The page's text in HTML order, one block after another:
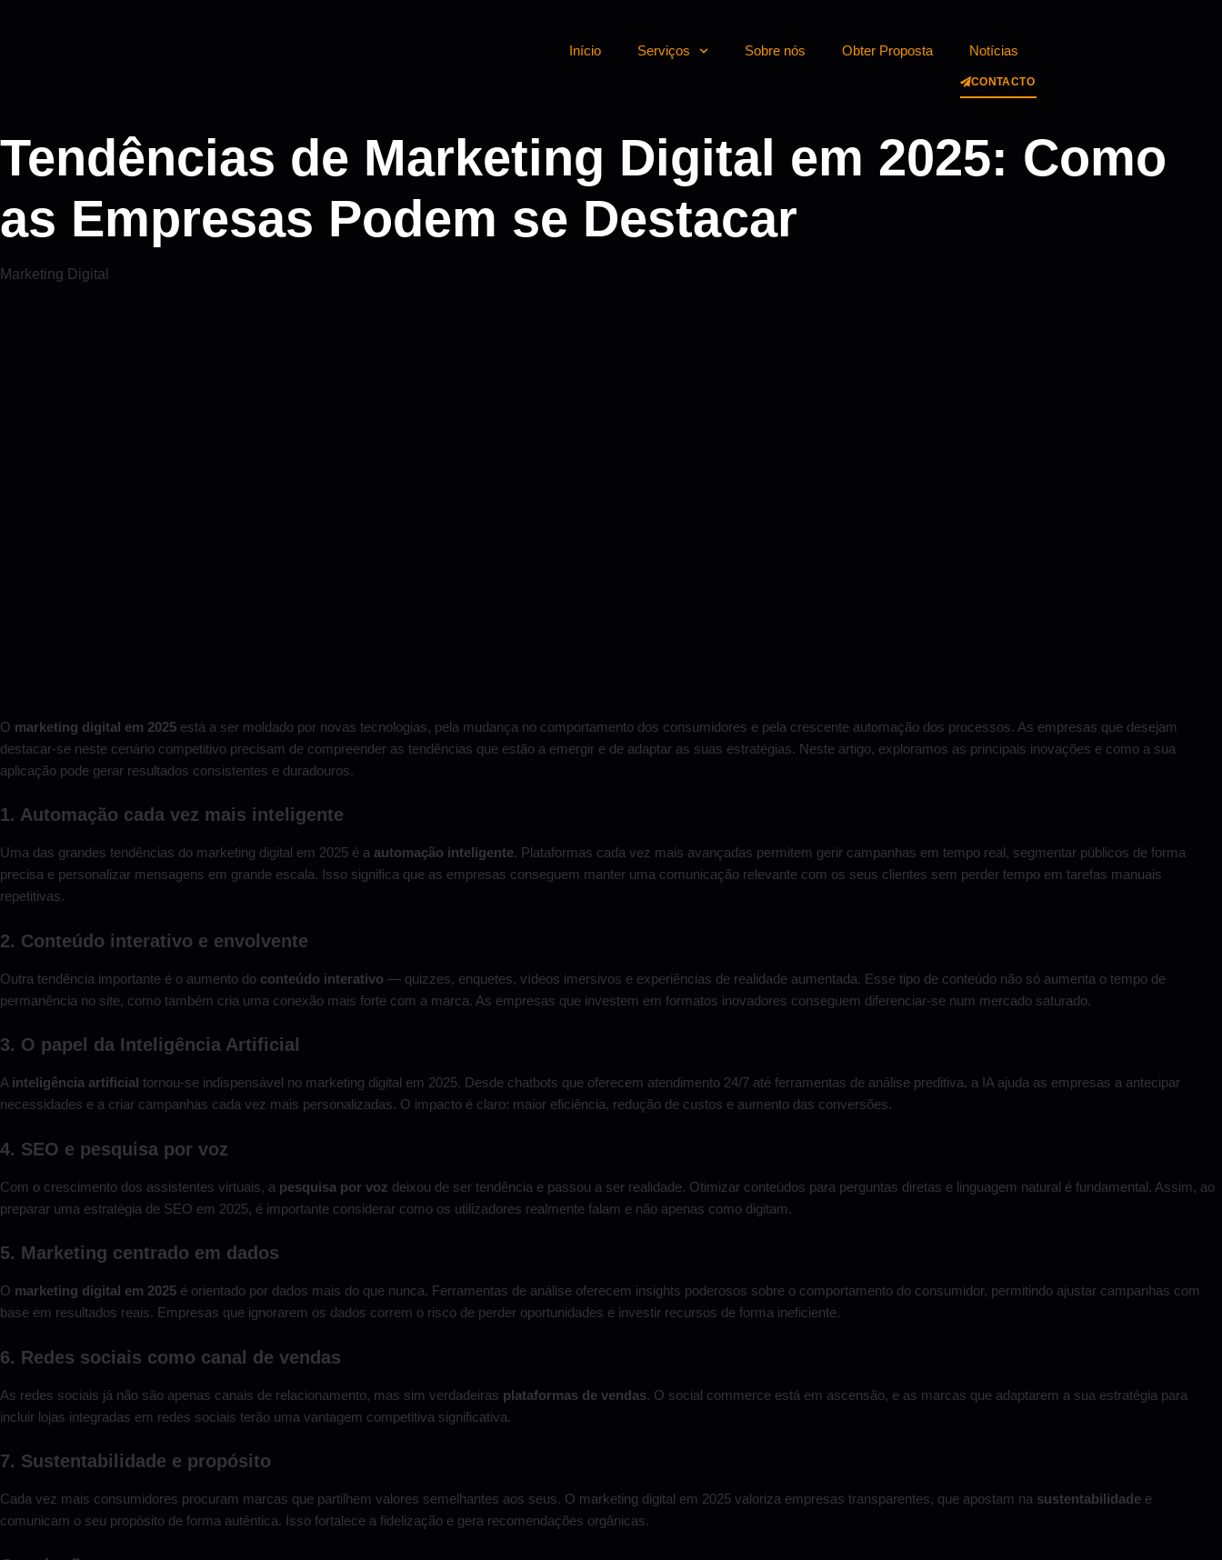
Início Serviços Sobre nós Obter Proposta Notícias
CONTACTO
Tendências de Marketing Digital em 2025: Como
as Empresas Podem se Destacar
Marketing Digital
O marketing digital em 2025 está a ser moldado por novas tecnologias, pela mudança no comportamento dos consumidores e pela crescente automação dos processos. As empresas que desejam
destacar-se neste cenário competitivo precisam de compreender as tendências que estão a emergir e de adaptar as suas estratégias. Neste artigo, exploramos as principais inovações e como a sua
aplicação pode gerar resultados consistentes e duradouros.
1. Automação cada vez mais inteligente
Uma das grandes tendências do marketing digital em 2025 é a automação inteligente. Plataformas cada vez mais avançadas permitem gerir campanhas em tempo real, segmentar públicos de forma
precisa e personalizar mensagens em grande escala. Isso significa que as empresas conseguem manter uma comunicação relevante com os seus clientes sem perder tempo em tarefas manuais
repetitivas.
2. Conteúdo interativo e envolvente
Outra tendência importante é o aumento do conteúdo interativo — quizzes, enquetes, vídeos imersivos e experiências de realidade aumentada. Esse tipo de conteúdo não só aumenta o tempo de
permanência no site, como também cria uma conexão mais forte com a marca. As empresas que investem em formatos inovadores conseguem diferenciar-se num mercado saturado.
3. O papel da Inteligência Artificial
A inteligência artificial tornou-se indispensável no marketing digital em 2025. Desde chatbots que oferecem atendimento 24/7 até ferramentas de análise preditiva, a IA ajuda as empresas a antecipar
necessidades e a criar campanhas cada vez mais personalizadas. O impacto é claro: maior eficiência, redução de custos e aumento das conversões.
4. SEO e pesquisa por voz
Com o crescimento dos assistentes virtuais, a pesquisa por voz deixou de ser tendência e passou a ser realidade. Otimizar conteúdos para perguntas diretas e linguagem natural é fundamental. Assim, ao
preparar uma estratégia de SEO em 2025, é importante considerar como os utilizadores realmente falam e não apenas como digitam.
5. Marketing centrado em dados
O marketing digital em 2025 é orientado por dados mais do que nunca. Ferramentas de análise oferecem insights poderosos sobre o comportamento do consumidor, permitindo ajustar campanhas com
base em resultados reais. Empresas que ignorarem os dados correm o risco de perder oportunidades e investir recursos de forma ineficiente.
6. Redes sociais como canal de vendas
As redes sociais já não são apenas canais de relacionamento, mas sim verdadeiras plataformas de vendas. O social commerce está em ascensão, e as marcas que adaptarem a sua estratégia para
incluir lojas integradas em redes sociais terão uma vantagem competitiva significativa.
7. Sustentabilidade e propósito
Cada vez mais consumidores procuram marcas que partilhem valores semelhantes aos seus. O marketing digital em 2025 valoriza empresas transparentes, que apostam na sustentabilidade e
comunicam o seu propósito de forma autêntica. Isso fortalece a fidelização e gera recomendações orgânicas.